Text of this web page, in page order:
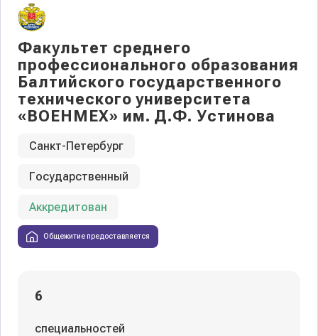
Факультет среднего
профессионального образования
Балтийского государственного
технического университета
«ВОЕНМЕХ» им. Д.Ф. Устинова
Санкт-Петербург
Государственный
Аккредитован
Общежитие предоставляется
6
специальностей